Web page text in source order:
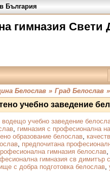
гимназия
България
Белослав » Град Белослав »
учебно заведение
водещо учебно заведение
, гимназия с професионална
образование белослав,
, предпочитана
гимназия белослав,
гимназия св димитър
с добра подготовка белослав,